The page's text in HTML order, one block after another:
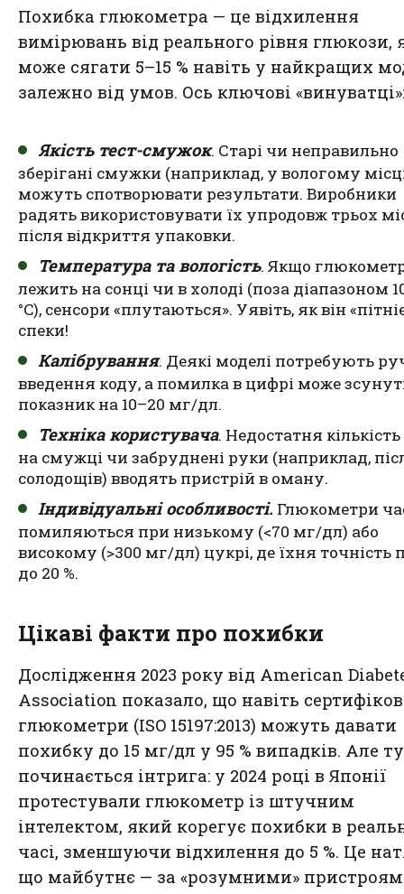
Похибка глюкометра — це відхилення
вимірювань від реального рівня глюкози,
може сягати 5–15 % навіть у найкращих
залежно від умов. Ось ключові «винуватці»:
Якість тест-смужок. Старі чи неправильно
зберігані смужки (наприклад, у вологому
можуть спотворювати результати. Виробники
радять використовувати їх упродовж трьох
після відкриття упаковки.
Температура та вологість. Якщо
лежить на сонці чи в холоді (поза діапазоном
°C), сенсори «плутаються». Уявіть, як він
спеки!
Калібрування. Деякі моделі потребують
введення коду, а помилка в цифрі може
показник на 10–20 мг/дл.
Техніка користувача. Недостатня кількість
на смужці чи забруднені руки (наприклад,
солодощів) вводять пристрій в оману.
Індивідуальні особливості. Глюкометри
помиляються при низькому (<70 мг/дл) або
високому (>300 мг/дл) цукрі, де їхня точність
до 20 %.
Цікаві факти про похибки
Дослідження 2023 року від American
Association показало, що навіть
глюкометри (ISO 15197:2013) можуть давати
похибку до 15 мг/дл у 95 % випадків. Але
починається інтрига: у 2024 році в Японії
протестували глюкометр із штучним
інтелектом, який корегує похибки в
часі, зменшуючи відхилення до 5 %. Це
що майбутнє — за «розумними»